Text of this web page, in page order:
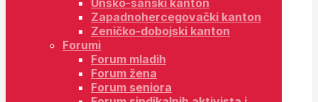
Unsko-sanski kanton
Zapadnohercegovački kanton
Zeničko-dobojski kanton
Forumi
Forum mladih
Forum žena
Forum seniora